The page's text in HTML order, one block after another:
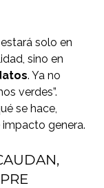
solo en
sino en
. Ya no
verdes”.
se hace,
genera.